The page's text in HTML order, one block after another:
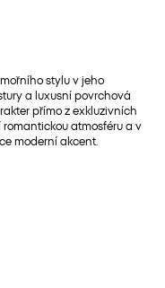
stylu v jeho
a luxusní povrchová
přímo z exkluzivních
atmosféru a v
moderní akcent.